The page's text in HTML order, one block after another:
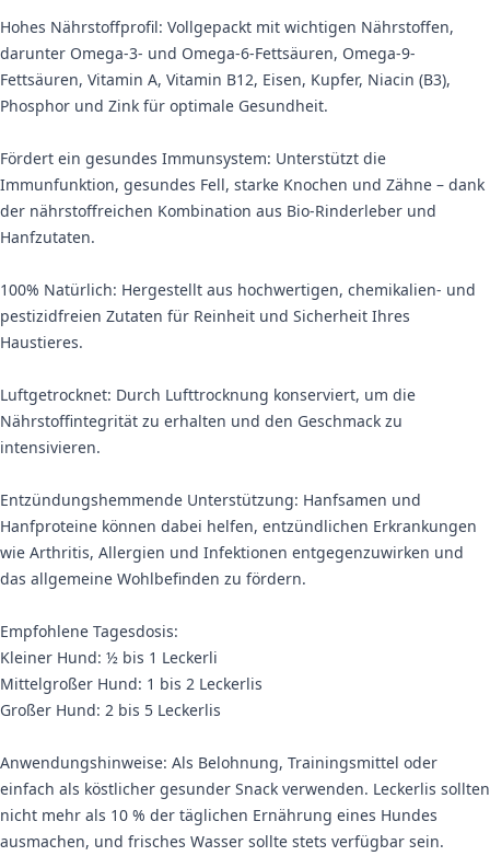
Hohes Nährstoffprofil: Vollgepackt mit wichtigen Nährstoffen,
darunter Omega-3- und Omega-6-Fettsäuren, Omega-9-
Fettsäuren, Vitamin A, Vitamin B12, Eisen, Kupfer, Niacin (B3),
Phosphor und Zink für optimale Gesundheit.
Fördert ein gesundes Immunsystem: Unterstützt die
Immunfunktion, gesundes Fell, starke Knochen und Zähne – dank
der nährstoffreichen Kombination aus Bio-Rinderleber und
Hanfzutaten.
100% Natürlich: Hergestellt aus hochwertigen, chemikalien- und
pestizidfreien Zutaten für Reinheit und Sicherheit Ihres
Haustieres.
Luftgetrocknet: Durch Lufttrocknung konserviert, um die
Nährstoffintegrität zu erhalten und den Geschmack zu
intensivieren.
Entzündungshemmende Unterstützung: Hanfsamen und
Hanfproteine können dabei helfen, entzündlichen Erkrankungen
wie Arthritis, Allergien und Infektionen entgegenzuwirken und
das allgemeine Wohlbefinden zu fördern.
Empfohlene Tagesdosis:
Kleiner Hund: ½ bis 1 Leckerli
Mittelgroßer Hund: 1 bis 2 Leckerlis
Großer Hund: 2 bis 5 Leckerlis
Anwendungshinweise: Als Belohnung, Trainingsmittel oder
einfach als köstlicher gesunder Snack verwenden. Leckerlis sollten
nicht mehr als 10 % der täglichen Ernährung eines Hundes
ausmachen, und frisches Wasser sollte stets verfügbar sein.